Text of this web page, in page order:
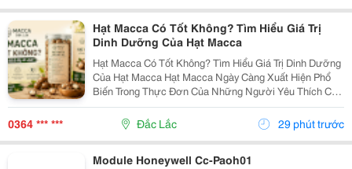
Hạt Macca Có Tốt Không? Tìm Hiểu Giá Trị
Dinh Dưỡng Của Hạt Macca
Hạt Macca Có Tốt Không? Tìm Hiểu Giá Trị Dinh Dưỡng
Của Hạt Macca Hạt Macca Ngày Càng Xuất Hiện Phổ
Biến Trong Thực Đơn Của Những Người Yêu Thích Các
Loại Hạt Dinh Dưỡng. Với Vị Béo Nhẹ, Thơm Bùi Và
Cách Sử Dụng Đơn Giản, Macca Có Thể Trở Thành
0364 *** *** Đắc Lắc 29 phút trước
Module Honeywell Cc-Paoh01